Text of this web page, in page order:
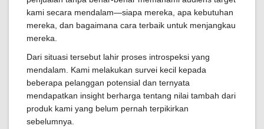
kami secara mendalam—siapa mereka, apa kebutuhan
mereka, dan bagaimana cara terbaik untuk menjangkau
mereka.
Dari situasi tersebut lahir proses introspeksi yang
mendalam. Kami melakukan survei kecil kepada
beberapa pelanggan potensial dan ternyata
mendapatkan insight berharga tentang nilai tambah dari
produk kami yang belum pernah terpikirkan
sebelumnya.